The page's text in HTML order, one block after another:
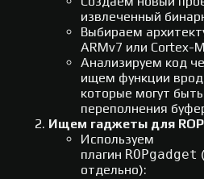
извлеченный
Выбираем
ARMv7 или Cortex-
Анализируем код
ищем функции
которые могут
переполнения
Ищем гаджеты для ROP
Используем
плагин ROPgadget
отдельно):